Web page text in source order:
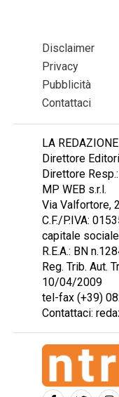
Disclaimer
Privacy
Pubblicità
Contattaci
LA REDAZIONE
Direttore
Direttore
MP WEB s.r.l.
Via Valfortore,
C.F./P.IVA:
capitale
R.E.A.: BN
Reg. Trib. Aut.
10/04/2009
tel-fax (+39)
Contattaci: